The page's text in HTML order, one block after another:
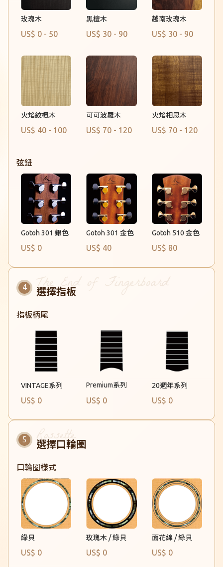
玫瑰木
US$ 0 - 50
黑檀木
US$ 30 - 90
越南玫瑰木
US$ 30 - 90
火焰紋楓木
US$ 40 - 100
可可波羅木
US$ 70 - 120
火焰相思木
US$ 70 - 120
弦鈕
Gotoh 301 銀色
US$ 0
Gotoh 301 金色
US$ 40
Gotoh 510 金色
US$ 80
選擇指板
指板柄尾
VINTAGE系列
US$ 0
Premium系列
US$ 0
20週年系列
US$ 0
選擇口輪圈
口輪圈樣式
綠貝
US$ 0
玫瑰木 / 綠貝
US$ 0
面花線 / 綠貝
US$ 0